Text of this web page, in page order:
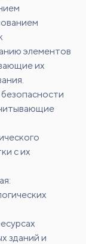
элементов
их
с их
зданий и